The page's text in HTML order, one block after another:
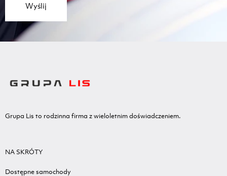
Wyślij
Grupa Lis to rodzinna firma z wieloletnim doświadczeniem.
NA SKRÓTY
Dostępne samochody